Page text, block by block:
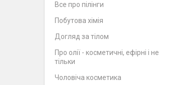
Все про пілінги
Побутова хімія
Догляд за тілом
Про олії - косметичні, ефірні і не
тільки
Чоловіча косметика